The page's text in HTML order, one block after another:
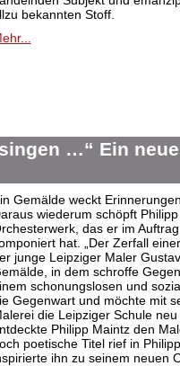
bekannten Stoff.
…“ Ein
Gemälde weckt
wiederum schöpft
das er im
hat. „Der Zerfall
junge Leipziger Maler
in dem schroffe
schonungslosen und
Gegenwart und möchte mit
die Leipziger Schule
Philipp Maintz den
poetische Titel rief in
ihn zu seinem neuen